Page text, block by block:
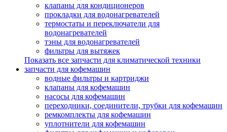
клапаны для кондиционеров
прокладки для водонагревателей
термостаты и переключатели для
водонагревателей
тэны для водонагревателей
фильтры для вытяжек
Показать все запчасти для климатической техники
запчасти для кофемашин
водные фильтры и картриджи
клапаны для кофемашин
насосы для кофемашин
переходники, соединители, трубки для кофемашин
ремкомплекты для кофемашин
уплотнители для кофемашин